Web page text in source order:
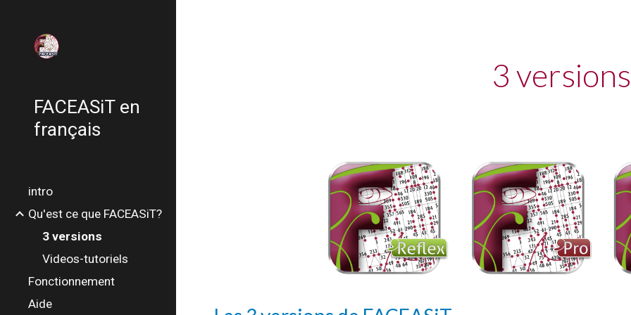
FACEASiT en
français
intro
Qu'est ce que FACEASiT?
3 versions
Videos-tutoriels
Fonctionnement
Aide
3 versions